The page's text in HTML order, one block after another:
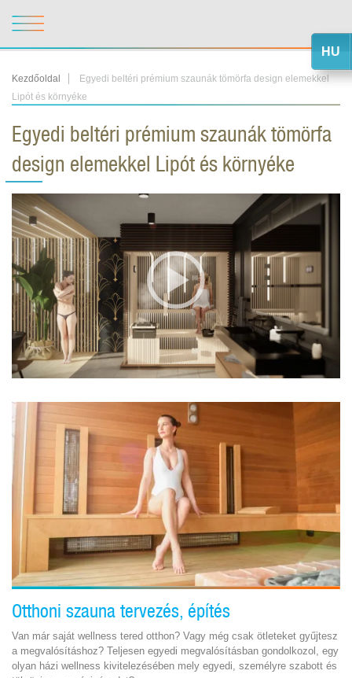
Kezdőoldal
Egyedi beltéri prémium szaunák tömörfa design elemekkel
Lipót és környéke
Egyedi beltéri prémium szaunák tömörfa
design elemekkel Lipót és környéke
Otthoni szauna tervezés, építés
Van már saját wellness tered otthon? Vagy még csak ötleteket gyűjtesz
a megvalósításhoz? Teljesen egyedi megvalósításban gondolkozol, egy
olyan házi wellness kivitelezésében mely egyedi, személyre szabott és
HU